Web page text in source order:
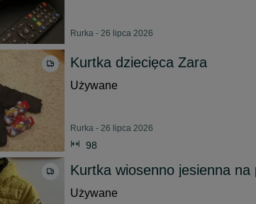
Rurka - 26 lipca 2026
Kurtka dziecięca Zara
Używane
Rurka - 26 lipca 2026
98
Kurtka wiosenno jesienna na
Używane